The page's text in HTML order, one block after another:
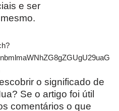
e ser
o significado de
Se o artigo foi útil
comentários o que